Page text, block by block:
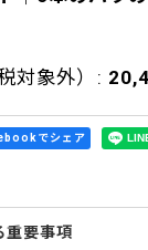
対象外） :
でシェア
重要事項